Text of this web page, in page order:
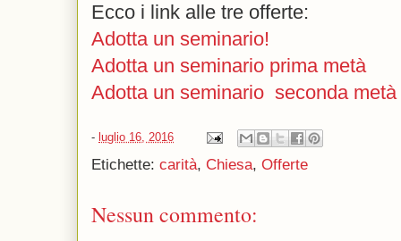
Ecco i link alle tre offerte:
Adotta un seminario!
Adotta un seminario prima metà
Adotta un seminario seconda metà
- luglio 16, 2016
Etichette: carità, Chiesa, Offerte
Nessun commento: